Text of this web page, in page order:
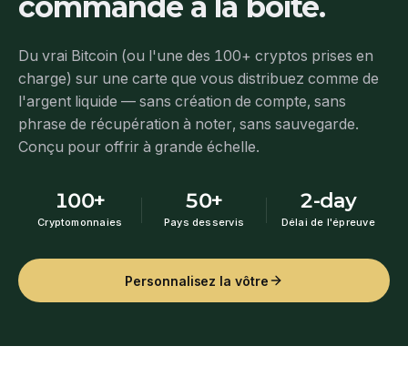
Du vrai Bitcoin (ou l'une des 100+ cryptos prises en
charge) sur une carte que vous distribuez comme de
l'argent liquide — sans création de compte, sans
phrase de récupération à noter, sans sauvegarde.
Conçu pour offrir à grande échelle.
100+
Cryptomonnaies
50+
Pays desservis
2-day
Délai de l'épreuve
Personnalisez la vôtre